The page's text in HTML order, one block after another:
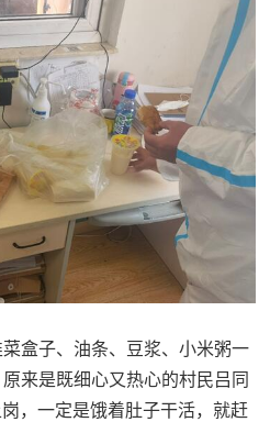
盒子、油条、豆浆、小米粥一
来是既细心又热心的村民吕同
，一定是饿着肚子干活，就赶